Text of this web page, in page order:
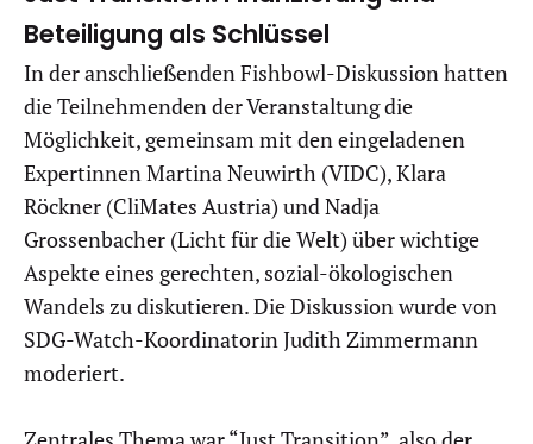
Beteiligung als Schlüssel
In der anschließenden Fishbowl-Diskussion hatten
die Teilnehmenden der Veranstaltung die
Möglichkeit, gemeinsam mit den eingeladenen
Expertinnen Martina Neuwirth (VIDC), Klara
Röckner (CliMates Austria) und Nadja
Grossenbacher (Licht für die Welt) über wichtige
Aspekte eines gerechten, sozial-ökologischen
Wandels zu diskutieren. Die Diskussion wurde von
SDG-Watch-Koordinatorin Judith Zimmermann
moderiert.